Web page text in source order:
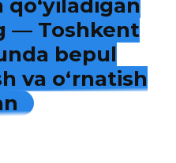
— Toshkent
bepul
va o‘rnatish